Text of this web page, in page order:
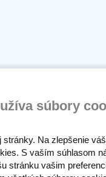
voči praniu
súbory
Na zlepšenie
S vaším súhlasom
stránku vašim